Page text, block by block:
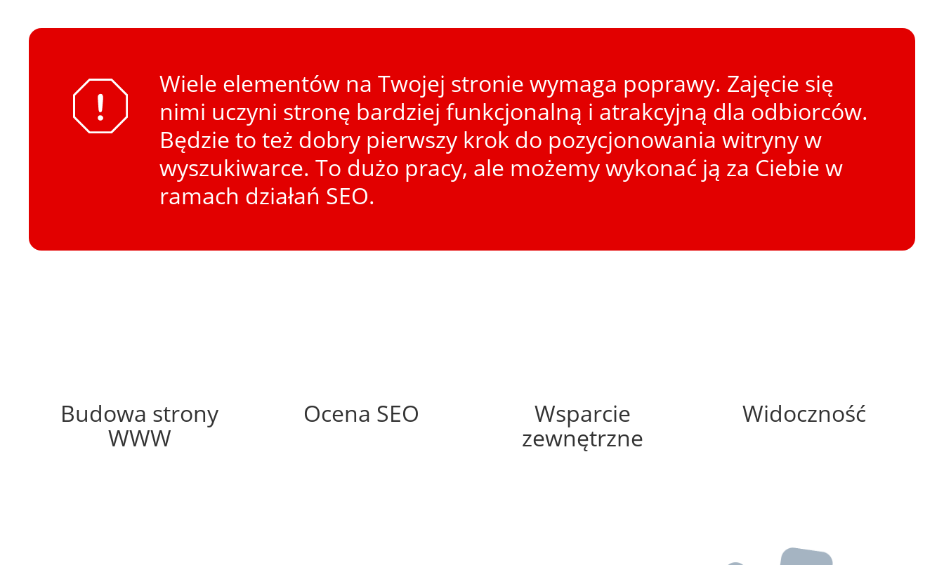
Wiele elementów na Twojej stronie wymaga poprawy. Zajęcie się
nimi uczyni stronę bardziej funkcjonalną i atrakcyjną dla odbiorców.
Będzie to też dobry pierwszy krok do pozycjonowania witryny w
wyszukiwarce. To dużo pracy, ale możemy wykonać ją za Ciebie w
ramach działań SEO.
Budowa strony
WWW
Ocena SEO
Wsparcie
zewnętrzne
Widoczność